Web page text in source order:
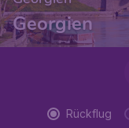
Georgien
Rückflug